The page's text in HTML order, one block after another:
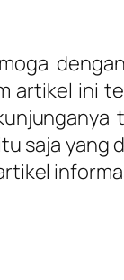
artikel ini
saja yang